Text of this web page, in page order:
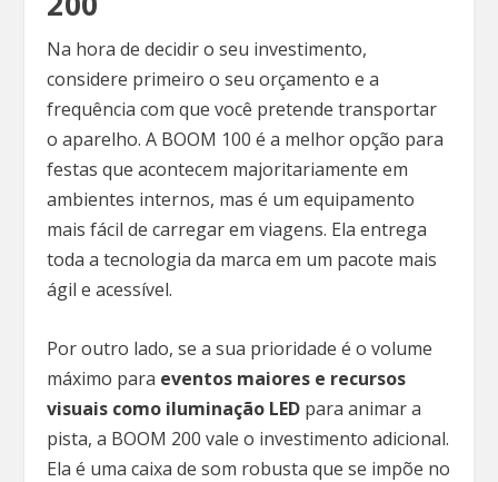
Na hora de decidir o seu investimento,
considere primeiro o seu orçamento e a
frequência com que você pretende transportar
o aparelho. A BOOM 100 é a melhor opção para
festas que acontecem majoritariamente em
ambientes internos, mas é um equipamento
mais fácil de carregar em viagens. Ela entrega
toda a tecnologia da marca em um pacote mais
ágil e acessível.
Por outro lado, se a sua prioridade é o volume
máximo para eventos maiores e recursos
visuais como iluminação LED para animar a
pista, a BOOM 200 vale o investimento adicional.
Ela é uma caixa de som robusta que se impõe no